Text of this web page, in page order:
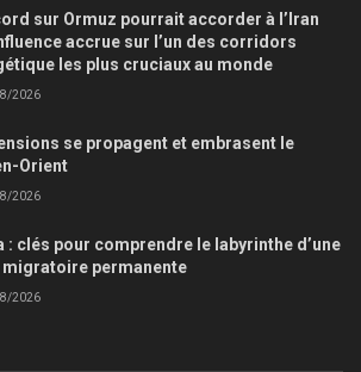
sur Ormuz pourrait accorder à l’Iran
accrue sur l’un des corridors
les plus cruciaux au monde
2026
se propagent et embrasent le
Orient
2026
: clés pour comprendre le labyrinthe d’une
permanente
2026